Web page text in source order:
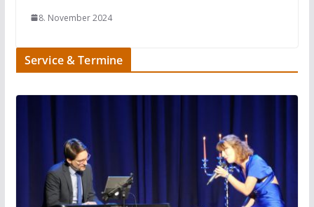
8. November 2024
Service & Termine